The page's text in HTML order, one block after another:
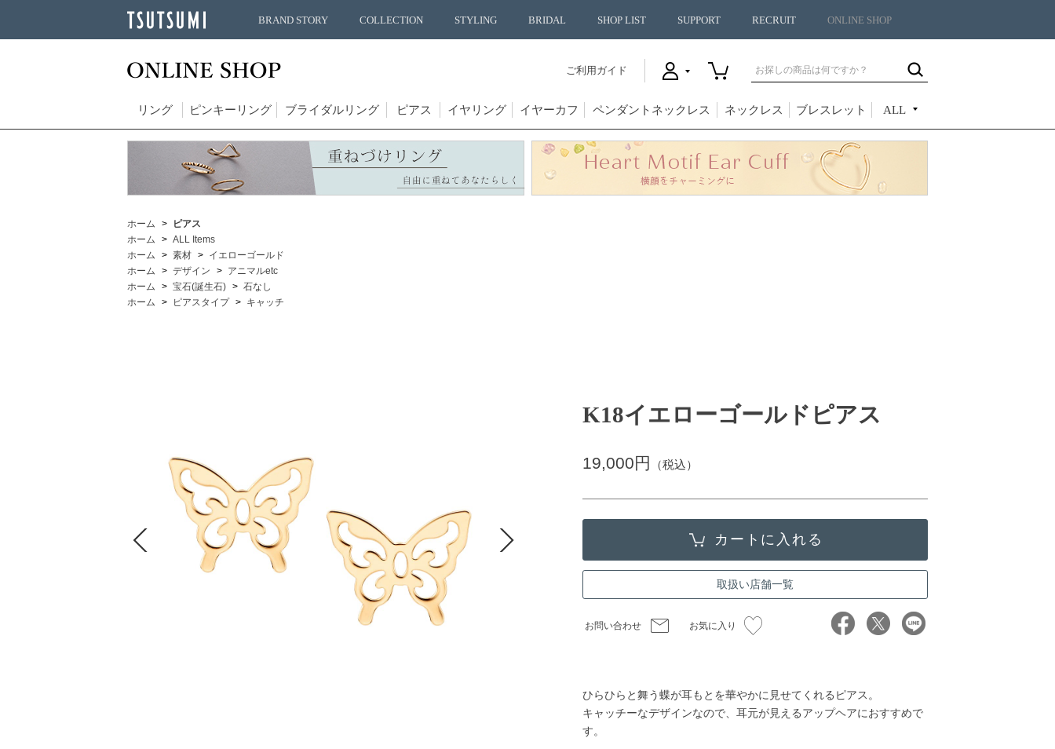
BRAND STORY COLLECTION STYLING BRIDAL SHOP LIST SUPPORT RECRUIT ONLINE SHOP
ご利用ガイド
リング ピンキーリング ブライダルリング ピアス イヤリング イヤーカフ ペンダントネックレス ネックレス ブレスレット ALL
ホーム
ピアス
ホーム
ALL Items
ホーム
素材
イエローゴールド
ホーム
デザイン
アニマルetc
ホーム
宝石(誕生石)
石なし
ホーム
ピアスタイプ キャッチ
K18イエローゴールドピアス
19,000円 （税込）
取扱い店舗一覧
お問い合わせ お気に入り
ひらひらと舞う蝶が耳もとを華やかに見せてくれるピアス。
キャッチーなデザインなので、耳元が見えるアップヘアにおすすめで
す。